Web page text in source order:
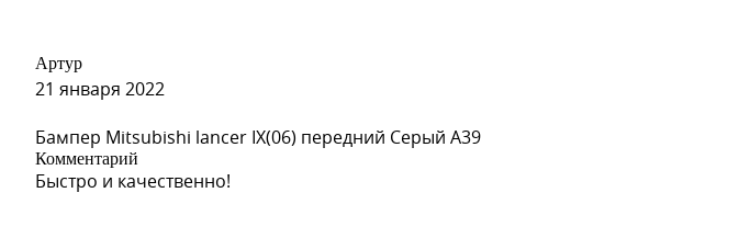
06U, GQV - FLAME RED
Артур
21 января 2022
Бампер Mitsubishi lancer IX(06) передний Серый A39
Комментарий
Быстро и качественно!